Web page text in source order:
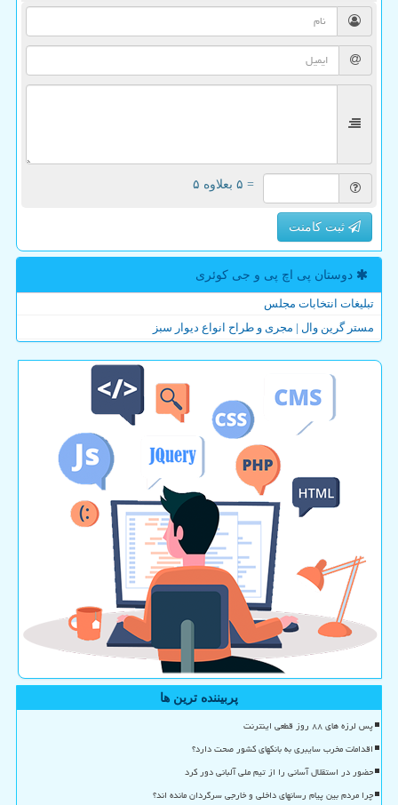
= ۵ بعلاوه ۵
ثبت کامنت
دوستان پی اچ پی و جی كوئری
تبلیغات انتخابات مجلس
مستر گرین وال | مجری و طراح انواع دیوار سبز
پربیننده ترین ها
پس لرزه های ۸۸ روز قطعی اینترنت
اقدامات مخرب سایبری به بانکهای کشور صحت دارد؟
حضور در استقلال آسانی را از تیم ملی آلبانی دور کرد
چرا مردم بین پیام رسانهای داخلی و خارجی سرگردان مانده اند؟